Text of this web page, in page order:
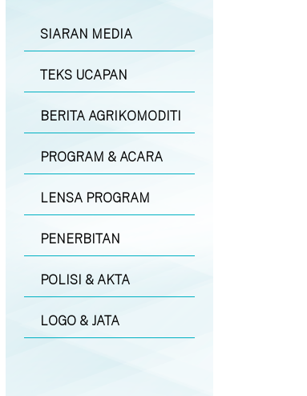
SIARAN MEDIA
TEKS UCAPAN
BERITA AGRIKOMODITI
PROGRAM & ACARA
LENSA PROGRAM
PENERBITAN
POLISI & AKTA
LOGO & JATA